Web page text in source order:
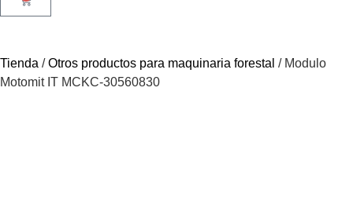
Tienda /Otros productos para maquinaria forestal / Modulo
Motomit IT MCKC-30560830